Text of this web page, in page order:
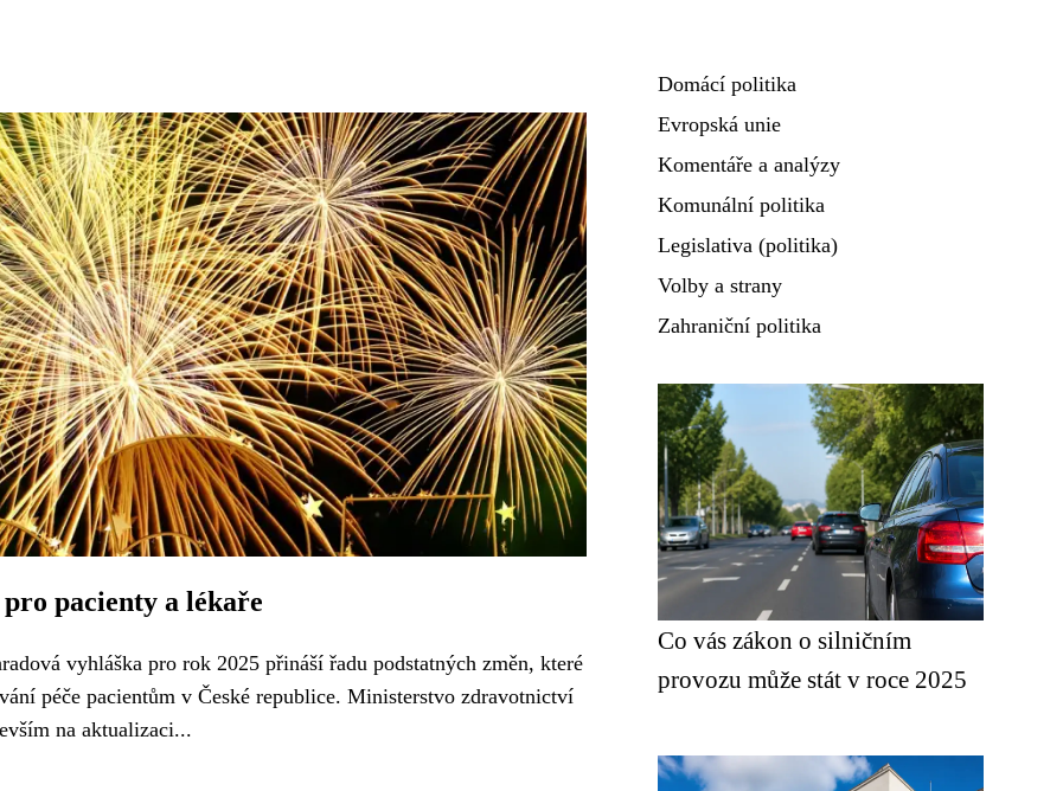
pacienty a lékaře
vyhláška pro rok 2025 přináší řadu podstatných změn, které
péče pacientům v České republice. Ministerstvo zdravotnictví
na aktualizaci...
Domácí politika
Evropská unie
Komentáře a analýzy
Komunální politika
Legislativa (politika)
Volby a strany
Zahraniční politika
Co vás zákon o silničním
provozu může stát v roce 2025